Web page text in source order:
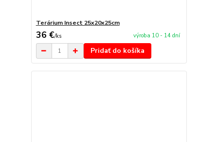
Terárium Insect 25x20x25cm
36 €/ks výroba 10 - 14 dní
Pridať do košíka